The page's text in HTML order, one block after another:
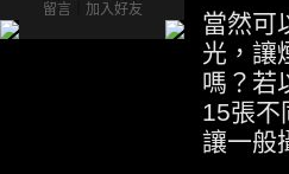
留言
加入好友
當然可
光，讓
嗎？若
15張不
讓一般